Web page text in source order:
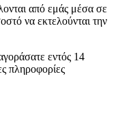
από εμάς μέσα σε
να εκτελούνται την
εντός 14
πληροφορίες